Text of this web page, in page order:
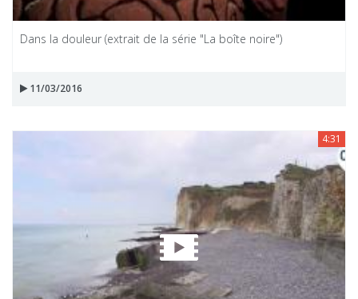
Dans la douleur (extrait de la série "La boîte noire")
11/03/2016
4:31